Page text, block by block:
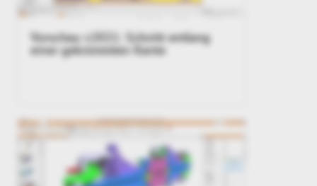
Vorschau v2021: Schnitt entlang
einer gekrümmten Kante